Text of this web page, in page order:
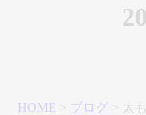
HOME > ブログ > 太